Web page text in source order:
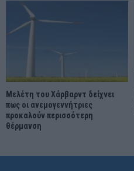
Μελέτη του Χάρβαρντ δείχνει
πως οι ανεμογεννήτριες
προκαλούν περισσότερη
θέρμανση